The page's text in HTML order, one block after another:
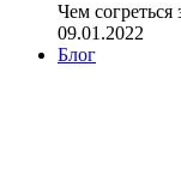
Чем
09.01.2022
Блог